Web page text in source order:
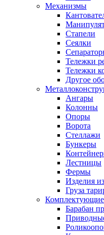
Механизмы
Стапели
Сеялки
Тележки
Тележки
Другое
Ангары
Колонны
Опоры
Ворота
Стеллажи
Бункеры
Лестницы
Фермы
Изделия
Груза
Комплектующие
Барабан